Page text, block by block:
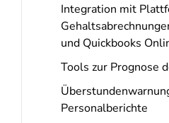
Integration mit
und Quickbooks
Tools zur Prognose
Personalberichte